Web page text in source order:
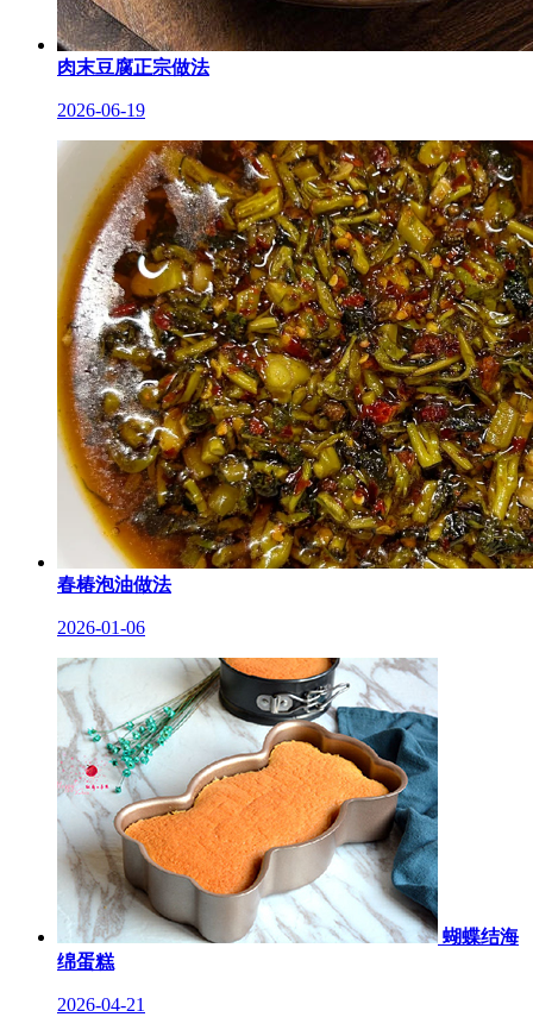
肉末豆腐正宗做法
2026-06-19
春椿泡油做法
2026-01-06
蝴蝶结海
绵蛋糕
2026-04-21